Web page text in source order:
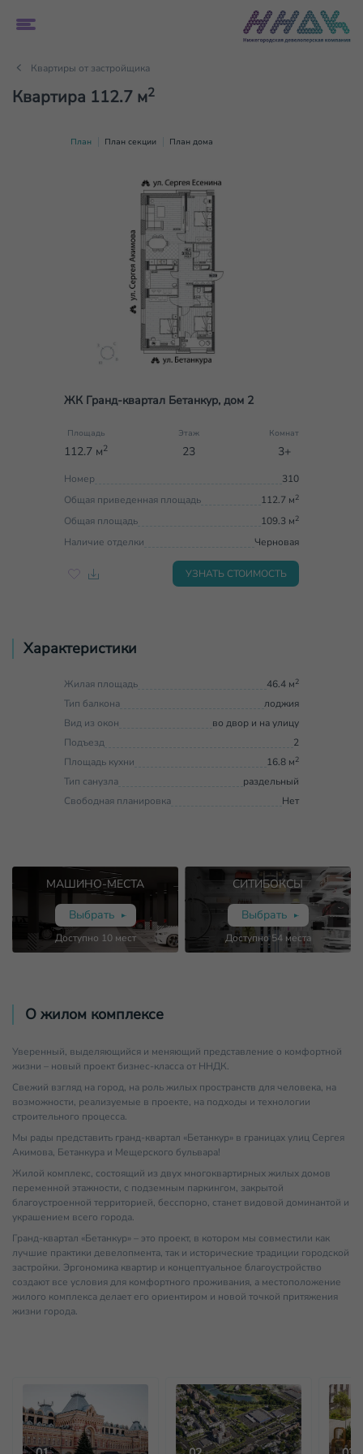
Квартиры от застройщика
Квартира 112.7 м2
План План секции План дома
ЖК Гранд-квартал Бетанкур, дом 2
Площадь
112.7 м2
Этаж
23
Комнат
3+
Номер
310
Общая приведенная площадь
112.7 м2
Общая площадь 109.3 м2
Наличие отделки Черновая
УЗНАТЬ СТОИМОСТЬ
Характеристики
Жилая площадь 46.4 м2
Тип балкона
лоджия
Вид из окон
во двор и на улицу
Подъезд
2
Площадь кухни
16.8 м2
Тип санузла
раздельный
Свободная планировка
Нет
МАШИНО-МЕСТА
Выбрать
Доступно 10мест
СИТИБОКСЫ
Выбрать
Доступно54места
О жилом комплексе
Уверенный, выделяющийся и меняющий представление о комфортной
жизни – новый проект бизнес-класса от ННДК.
Свежий взгляд на город, на роль жилых пространств для человека, на
возможности, реализуемые в проекте, на подходы и технологии
строительного процесса.
Мы рады представить гранд-квартал «Бетанкур» в границах улиц Сергея
Акимова, Бетанкура и Мещерского бульвара!
Жилой комплекс, состоящий из двух многоквартирных жилых домов
переменной этажности, с подземным паркингом, закрытой
благоустроенной территорией, бесспорно, станет видовой доминантой и
украшением всего города.
Гранд-квартал «Бетанкур» – это проект, в котором мы совместили как
лучшие практики девелопмента, так и исторические традиции городской
застройки. Эргономика квартир и концептуальное благоустройство
создают все условия для комфортного проживания, а местоположение
жилого комплекса делает его ориентиром и новой точкой притяжения
жизни города.